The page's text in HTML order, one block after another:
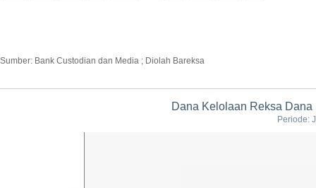
Sumber: Bank Custodian dan Media ; Diolah Bareksa
Dana Kelolaan Reksa
Periode: